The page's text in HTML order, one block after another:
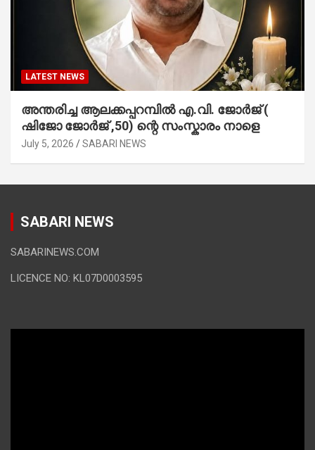
LATEST NEWS
അന്തരിച്ച ആ​ല​ക്ക​പ്പ​റമ്പിൽ​ എ.​വി. ജോ​ർ​ജ് (
ഷിജോ ജോർജ് ,50) ന്റെ സംസ്കാരം നാളെ
July 5, 2026 SABARI NEWS
SABARI NEWS
SABARINEWS.COM
LICENCE NO: KL07D0003595